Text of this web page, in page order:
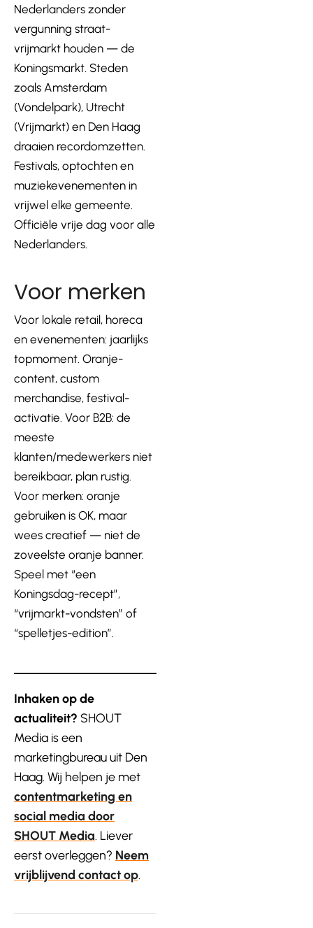
Nederlanders zonder
vergunning straat-
vrijmarkt houden — de
Koningsmarkt. Steden
zoals Amsterdam
(Vondelpark), Utrecht
(Vrijmarkt) en Den Haag
draaien recordomzetten.
Festivals, optochten en
muziekevenementen in
vrijwel elke gemeente.
Officiële vrije dag voor alle
Nederlanders.
Voor merken
Voor lokale retail, horeca
en evenementen: jaarlijks
topmoment. Oranje-
content, custom
merchandise, festival-
activatie. Voor B2B: de
meeste
klanten/medewerkers niet
bereikbaar, plan rustig.
Voor merken: oranje
gebruiken is OK, maar
wees creatief — niet de
zoveelste oranje banner.
Speel met “een
Koningsdag-recept”,
“vrijmarkt-vondsten” of
“spelletjes-edition”.
Inhaken op de
actualiteit? SHOUT
Media is een
marketingbureau uit Den
Haag. Wij helpen je met
contentmarketing en
social media door
SHOUT Media . Liever
eerst overleggen? Neem
vrijblijvend contact op